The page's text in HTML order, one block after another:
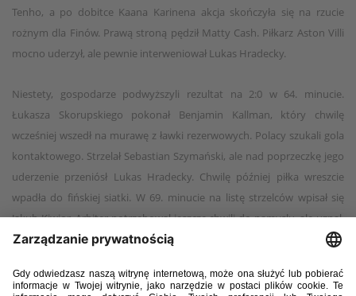
Tenho, a po dobitce Kaana Karinena akcja skończyła się na rzucie
rożnym dla Finów. Prawą stroną pędził Matty Cash. Piłkarz Aston Villi
mocno uderzył, ale pewnie interweniował Lukas Hradecky.
Niestety, gospodarze podwyższyli rezultat na 2:0 w 64. minucie.
Łukasza Skorupskiego pokonał Benjamin Kallman, który chwilę
wcześniej wszedł na murawę z ławki rezerwowych. Polacy szukali gola
kontaktowego. Strzelał Sebastian Szymański, ale nad poprzeczkę jego
uderzenie przeniósł Lukas Hradecky. Chwilę później piłka wreszcie
wpadła do fińskiej siatki. W 69. minucie na listę strzelców wpisał się
Jakub Kiwior. Arbiter potrzebował jeszcze chwili do namysłu, ale uznał,
że trafienie zostało zdobyte zgodnie z przepisami. Sędzia wstrzymał
pomoc medyczna. Zawodnicy stali na murawie, aż w końcu arbiter